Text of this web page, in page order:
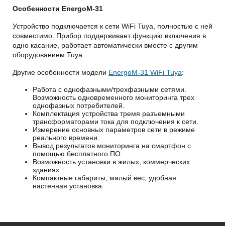
Особенности EnergoM-31
Устройство подключается к сети WiFi Tuya, полностью с ней
совместимо. Прибор поддерживает функцию включения в
одно касание, работает автоматически вместе с другим
оборудованием Tuya.
Другие особенности модели EnergoM-31 WiFi Tuya:
Работа с однофазными/трехфазными сетями.
Возможность одновременного мониторинга трех
однофазных потребителей.
Комплектация устройства тремя разъемными
трансформаторами тока для подключения к сети.
Измерение основных параметров сети в режиме
реального времени.
Вывод результатов мониторинга на смартфон с
помощью бесплатного ПО.
Возможность установки в жилых, коммерческих
зданиях.
Компактные габариты, малый вес, удобная
настенная установка.